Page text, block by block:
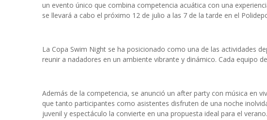
un evento único que combina competencia acuática con una
se llevará a cabo el próximo 12 de julio a las 7 de la tarde en el
La Copa Swim Night se ha posicionado como una de las actividades
reunir a nadadores en un ambiente vibrante y dinámico. Cada equipo
Además de la competencia, se anunció un after party con música en
que tanto participantes como asistentes disfruten de una noche
juvenil y espectáculo la convierte en una propuesta ideal para el verano.